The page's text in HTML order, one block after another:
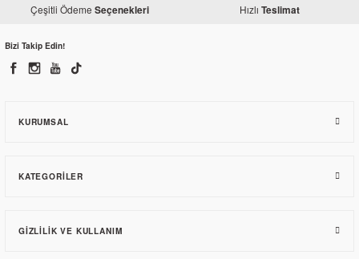
Honda
911,08 TL
Çeşitli Ödeme Seçenekleri Hızlı Teslimat
Bizi Takip Edin!
KURUMSAL
KATEGORILER
GIZLILIK VE KULLANIM